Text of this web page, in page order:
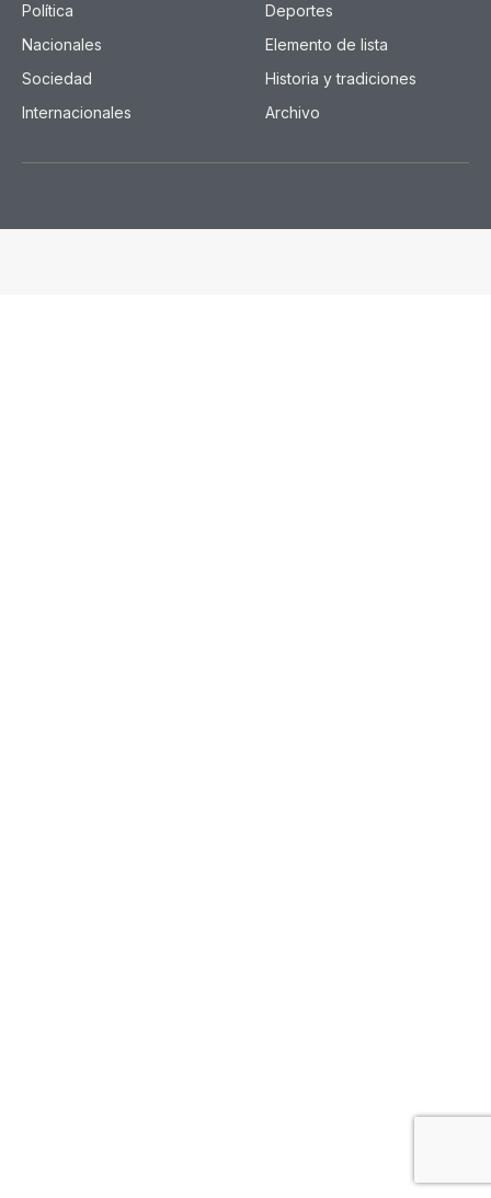
Política
Nacionales
Sociedad
Internacionales
Deportes
Elemento de lista
Historia y tradiciones
Archivo